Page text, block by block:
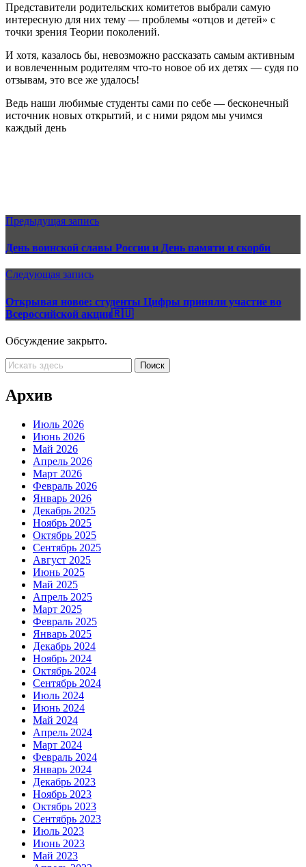
Представители родительских комитетов выбрали самую
интересную для них тему — проблемы «отцов и детей» с
точки зрения Теории поколений.
И хотя, казалось бы, невозможно рассказать самым активным
и вовлеченным родителям что-то новое об их детях — судя по
отзывам, это все же удалось!
Ведь наши любимые студенты сами по себе — бесконечный
источник новых открытий, и с ними рядом мы учимся
каждый день
Предыдущая запись
День воинской славы России и День памяти и скорби
Следующая запись
Открывая новое: студенты Цифры приняли участие во
Всероссийской акции🇷🇺
Обсуждение закрыто.
Архив
Июль 2026
Июнь 2026
Май 2026
Апрель 2026
Март 2026
Февраль 2026
Январь 2026
Декабрь 2025
Ноябрь 2025
Октябрь 2025
Сентябрь 2025
Август 2025
Июнь 2025
Май 2025
Апрель 2025
Март 2025
Февраль 2025
Январь 2025
Декабрь 2024
Ноябрь 2024
Октябрь 2024
Сентябрь 2024
Июль 2024
Июнь 2024
Май 2024
Апрель 2024
Март 2024
Февраль 2024
Январь 2024
Декабрь 2023
Ноябрь 2023
Октябрь 2023
Сентябрь 2023
Июль 2023
Июнь 2023
Май 2023